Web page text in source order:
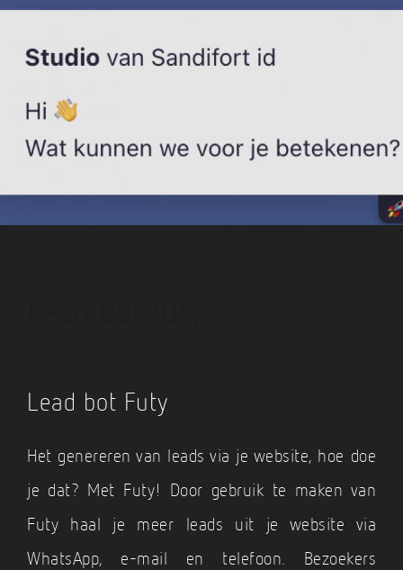
Lead bot Futy
Het genereren van leads via je website, hoe doe
je dat? Met Futy! Door gebruik te maken van
Futy haal je meer leads uit je website via
WhatsApp, e-mail en telefoon. Bezoekers